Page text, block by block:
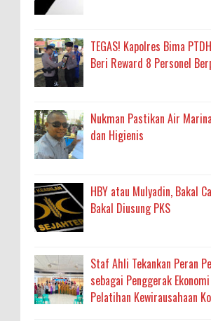
TEGAS! Kapolres Bima
Beri Reward 8 Personel
Nukman Pastikan Air
dan Higienis
HBY atau Mulyadin, Bakal
Bakal Diusung PKS
Staf Ahli Tekankan Peran
sebagai Penggerak
Pelatihan Kewirausahaan